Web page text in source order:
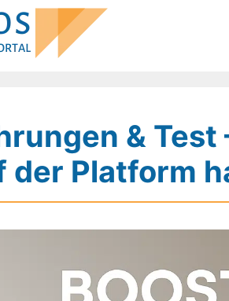
& Test
Platform